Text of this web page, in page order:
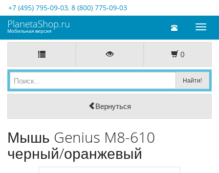
+7 (495) 795-09-03, 8 (800) 775-09-03
Toggle
PlanetaShop.ru
Мобильная версия
0
Вернуться
Мышь Genius M8-610
черный/оранжевый